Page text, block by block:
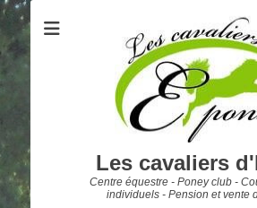
Les cavaliers
Centre équestre - Poney club -
individuels - Pension et vente